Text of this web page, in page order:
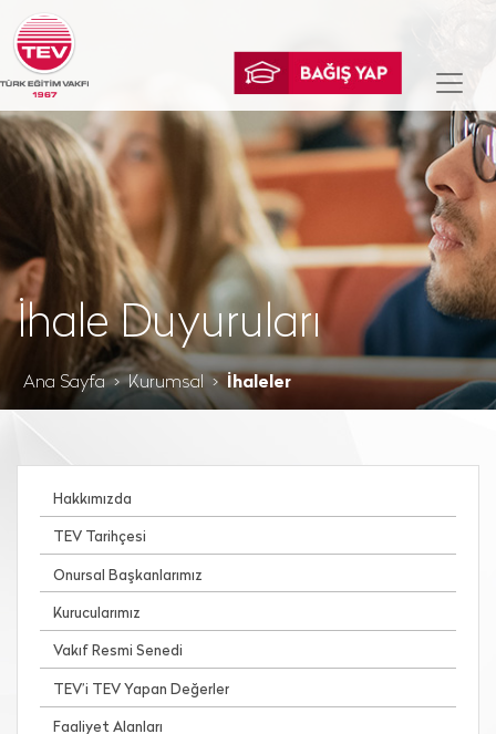
İhale Duyuruları
Ana Sayfa Kurumsal İhaleler
Hakkımızda
TEV Tarihçesi
Onursal Başkanlarımız
Kurucularımız
Vakıf Resmi Senedi
TEV’i TEV Yapan Değerler
Faaliyet Alanları